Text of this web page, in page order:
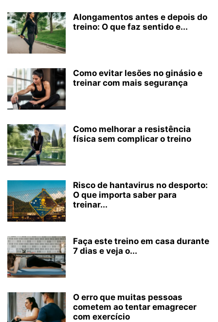
Alongamentos antes e depois do
treino: O que faz sentido e...
Como evitar lesões no ginásio e
treinar com mais segurança
Como melhorar a resistência
física sem complicar o treino
Risco de hantavirus no desporto:
O que importa saber para
treinar...
Faça este treino em casa durante
7 dias e veja o...
O erro que muitas pessoas
cometem ao tentar emagrecer
com exercício